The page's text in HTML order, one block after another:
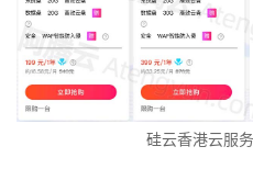
硅云香港云服